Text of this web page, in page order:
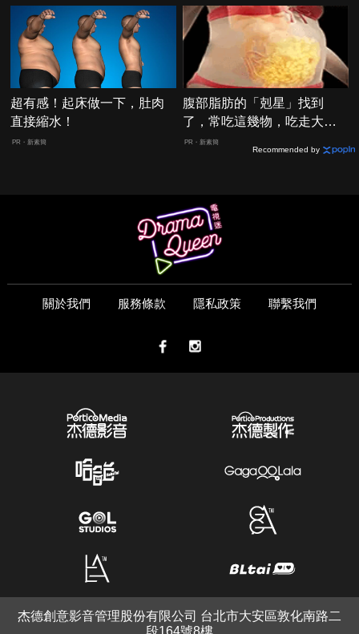
超有感！起床做一下，肚肉
直接縮水！
PR・新素簡
腹部脂肪的「剋星」找到
了，常吃這幾物，吃走大肚
囊，瘦出小蠻腰
PR・新素簡
Recommended by
關於我們 服務條款 隱私政策 聯繫我們
杰德創意影音管理股份有限公司 台北市大安區敦化南路二
段164號8樓